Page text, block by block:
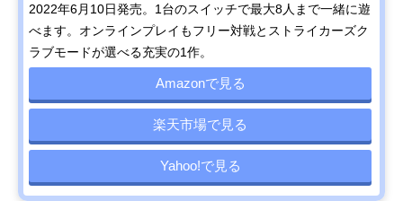
2022年6月10日発売。1台のスイッチで最大8人まで一緒に遊
べます。オンラインプレイもフリー対戦とストライカーズク
ラブモードが選べる充実の1作。
Amazonで見る
楽天市場で見る
Yahoo!で見る